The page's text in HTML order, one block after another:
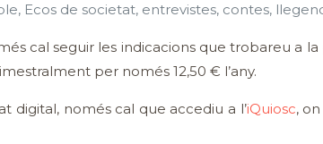
Ecos de societat, entrevistes, contes,
cal seguir les indicacions que trobareu a la
per només 12,50 € l’any.
digital, només cal que accediu a l’iQuiosc,